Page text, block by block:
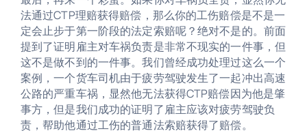
法通过CTP理赔获得赔偿，那么你的工伤赔偿是不是一
定会止步于第一阶段的法定索赔呢？绝对不是的。前面
提到了证明雇主对车祸负责是非常不现实的一件事，但
这不是做不到的一件事。我们曾经成功处理过这么一个
案例，一个货车司机由于疲劳驾驶发生了一起冲出高速
公路的严重车祸，显然他无法获得CTP赔偿因为他是肇
事方，但是我们成功的证明了雇主应该对疲劳驾驶负
责，帮助他通过工伤的普通法索赔获得了赔偿。